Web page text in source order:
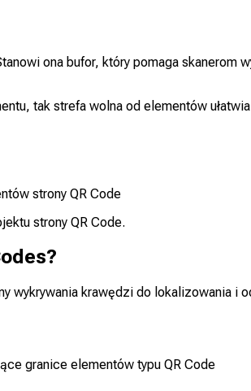
ona bufor, który pomaga
tak strefa wolna od elementów
strony QR Code
strony QR Code.
krawędzi do lokalizowania i
granice elementów typu QR Code